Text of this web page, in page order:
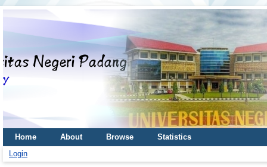
Home About Browse
Statistics
Login